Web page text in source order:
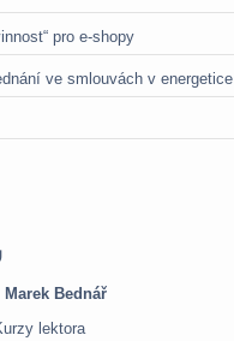
pro e-shopy
ve smlouvách v energetice
Marek Bednář
lektora